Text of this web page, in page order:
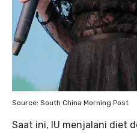
Source: South China Morning Post
Saat ini, IU menjalani diet